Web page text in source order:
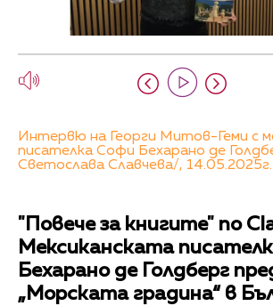
Интервю на Георги Митов-Геми с
писателка Софи Бехарано де
Светослава Славчева/, 14.05.2025г.
"Повече за книгите" по
Мексиканската
Бехарано де Голдберг
„Морската градина“ в